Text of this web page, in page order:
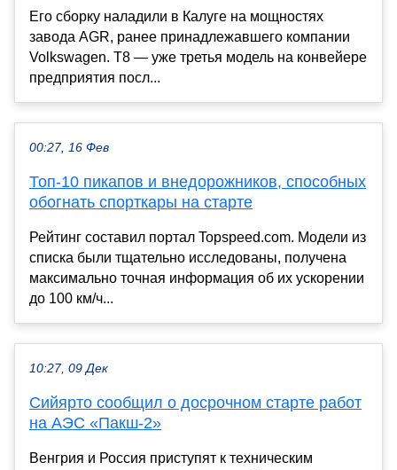
Его сборку наладили в Калуге на мощностях
завода AGR, ранее принадлежавшего компании
Volkswagen. T8 — уже третья модель на конвейере
предприятия посл...
00:27, 16 Фев
Топ-10 пикапов и внедорожников, способных
обогнать спорткары на старте
Рейтинг составил портал Topspeed.com. Модели из
списка были тщательно исследованы, получена
максимально точная информация об их ускорении
до 100 км/ч...
10:27, 09 Дек
Сийярто сообщил о досрочном старте работ
на АЭС «Пакш-2»
Венгрия и Россия приступят к техническим